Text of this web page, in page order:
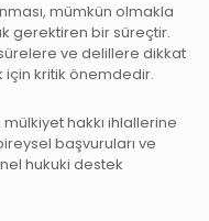
mümkün olmakla
gerektiren bir süreçtir.
ve delillere dikkat
kritik önemdedir.
hakkı ihlallerine
başvuruları ve
hukuki destek